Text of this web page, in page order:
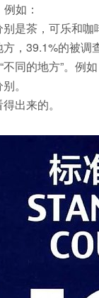
如：
是茶，可乐和咖
，39.1%的被
同的地方”。例如
。
出来的。